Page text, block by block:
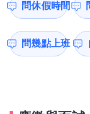
問休假時間
問幾點上班